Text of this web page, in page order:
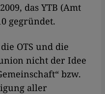
das YTB (Amt
gegründet.
OTS und die
nicht der Idee
bzw.
aller